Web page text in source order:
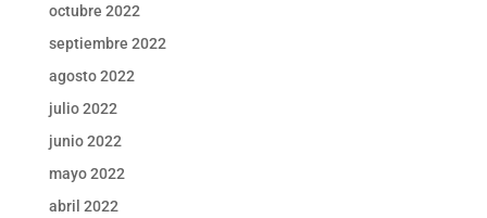
octubre 2022
septiembre 2022
agosto 2022
julio 2022
junio 2022
mayo 2022
abril 2022